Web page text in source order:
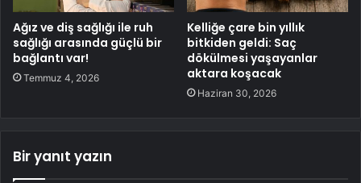
Ağız ve diş sağlığı ile ruh
sağlığı arasında güçlü bir
bağlantı var!
Temmuz 4, 2026
Kelliğe çare bin yıllık
bitkiden geldi: Saç
dökülmesi yaşayanlar
aktara koşacak
Haziran 30, 2026
Bir yanıt yazın